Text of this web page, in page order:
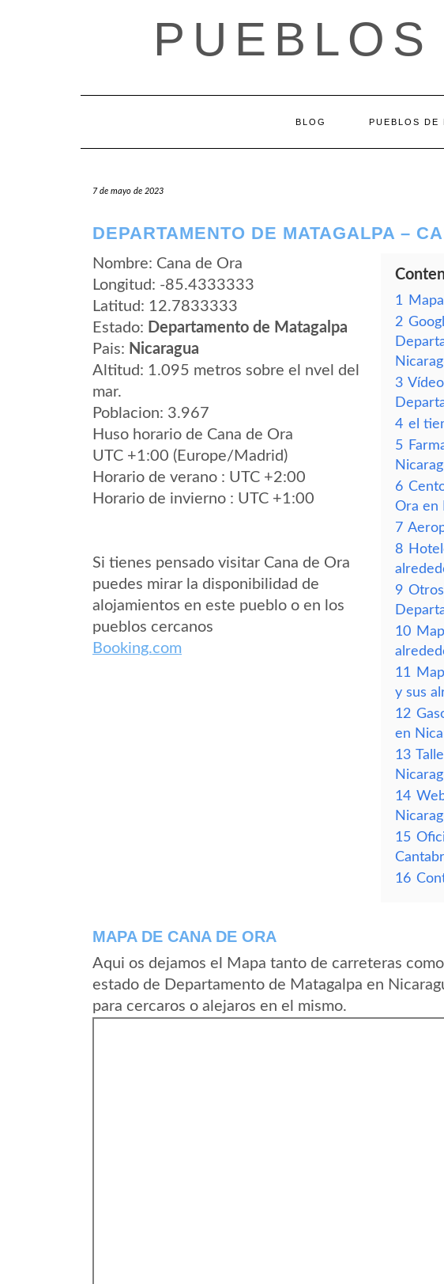
BLOG PUEBLOS DE
7 de mayo de 2023
DEPARTAMENTO DE MATAGALPA –
Nombre: Cana de Ora
Longitud: -85.4333333
Latitud: 12.7833333
Estado: Departamento de Matagalpa
Pais: Nicaragua
Altitud: 1.095 metros sobre el nvel del
mar.
Poblacion: 3.967
Huso horario de Cana de Ora
UTC +1:00 (Europe/Madrid)
Horario de verano : UTC +2:00
Horario de invierno : UTC +1:00
Si tienes pensado visitar Cana de Ora
puedes mirar la disponibilidad de
alojamientos en este pueblo o en los
pueblos cercanos
Booking.com
1
2
3
4 el
5
6
Ora en
7
8
9
10
11
y sus
12
en
13
14
15
16
MAPA DE CANA DE ORA
Aqui os dejamos el Mapa tanto de carreteras
estado de Departamento de Matagalpa en
para cercaros o alejaros en el mismo.